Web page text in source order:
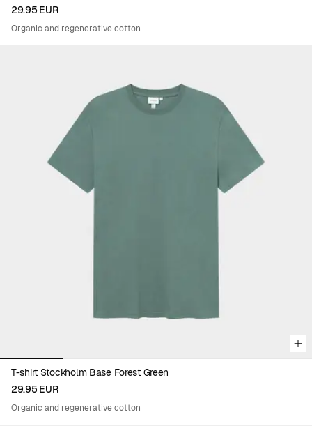
29.95 EUR
Organic and regenerative cotton
T-shirt Stockholm Base Forest Green
29.95 EUR
Organic and regenerative cotton